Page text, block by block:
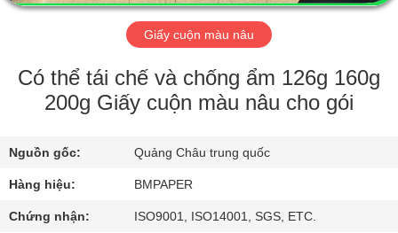
VỀ
TÔI
QUAN
NHÀ
MÁY
Giấy cuộn màu nâu
Có thể tái chế và chống ẩm 126g 160g
200g Giấy cuộn màu nâu cho gói
Nguồn gốc: Quảng Châu trung quốc
Hàng hiệu: BMPAPER
Chứng nhận: ISO9001, ISO14001, SGS, ETC.